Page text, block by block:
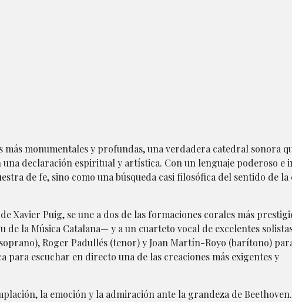
más monumentales y profundas, una verdadera catedral sonora
declaración espiritual y artística. Con un lenguaje poderoso e
de fe, sino como una búsqueda casi filosófica del sentido de la
Xavier Puig, se une a dos de las formaciones corales más
de la Música Catalana— y a un cuarteto vocal de excelentes
Roger Padullés (tenor) y Joan Martín-Royo (barítono)
escuchar en directo una de las creaciones más exigentes y
la emoción y la admiración ante la grandeza de Beethoven.